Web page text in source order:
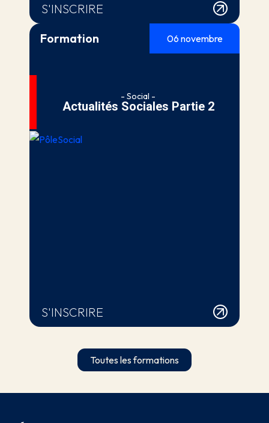
S'INSCRIRE
Formation
06 novembre
- Social -
Actualités Sociales Partie 2
S'INSCRIRE
Toutes les formations